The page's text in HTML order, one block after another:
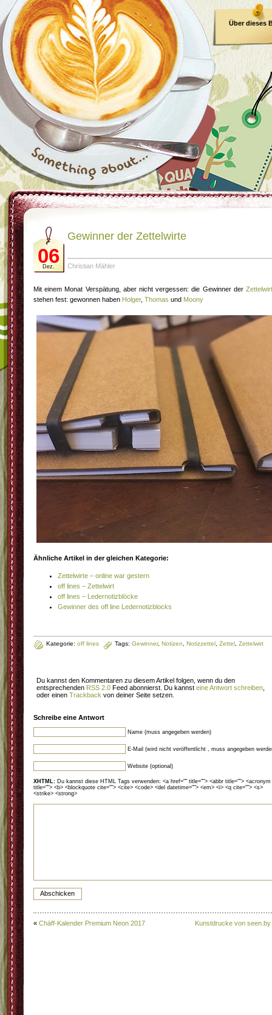
Über dieses
06
Dez.
Gewinner der Zettelwirte
Christian Mähler
Mit einem Monat Verspätung, aber nicht vergessen: die Gewinner der
stehen fest: gewonnen haben Holger, Thomas und Moony
Ähnliche Artikel in der gleichen Kategorie:
Zettelwirte – online war gestern
off lines – Zettelwirt
off lines – Ledernotizblöcke
Gewinner des off line Ledernotizblocks
Kategorie: off lines Tags: Gewinner, Notizen Notizzettel Zettel Zettelwirt
Du kannst den Kommentaren zu diesem Artikel folgen, wenn du den
entsprechenden RSS 2.0 Feed abonnierst. Du kannst eine Antwort schreiben
oder einen Trackback von deiner Seite setzen.
Schreibe eine Antwort
Name (muss angegeben werden)
E-Mail (wird nicht veröffentlicht , muss angegeben
Website (optional)
XHTML: Du kannst diese HTML Tags verwenden: <a href="" title=""> <abbr title=""> <acronym
title=""> <b> <blockquote cite=""> <cite> <code> <del datetime=""> <em> <i> <q cite=""> <s>
<strike> <strong>
« Chäff-Kalender Premium Neon 2017 Kunstdrucke von seen.by